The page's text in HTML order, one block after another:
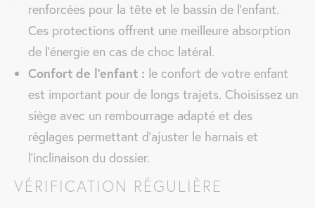
renforcées pour la tête et le bassin de l’enfant.
Ces protections offrent une meilleure absorption
de l’énergie en cas de choc latéral.
Confort de l’enfant : le confort de votre enfant
est important pour de longs trajets. Choisissez un
siège avec un rembourrage adapté et des
réglages permettant d’ajuster le harnais et
l’inclinaison du dossier.
VÉRIFICATION RÉGULIÈRE